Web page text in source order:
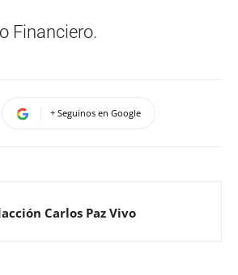
Financiero.
+ Seguinos en Google
Carlos Paz Vivo